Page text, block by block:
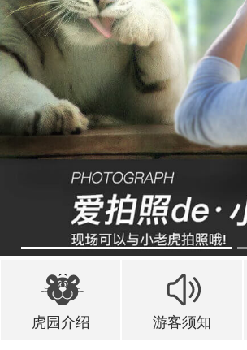
东北虎林园全案策划：美
1
虎园介绍 游客须知